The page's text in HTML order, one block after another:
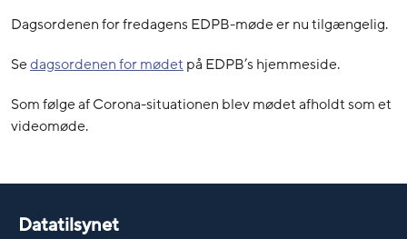
Dagsordenen for fredagens EDPB-møde er nu tilgængelig.
Sedagsordenen for mødet på EDPB’s hjemmeside.
Som følge af Corona-situationen blev mødet afholdt som et
videomøde.
Datatilsynet